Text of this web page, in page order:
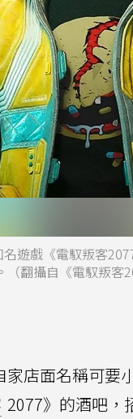
遊戲《電馭叛客
翻攝自《電馭叛客
家店面名稱可要
2077》的酒吧，